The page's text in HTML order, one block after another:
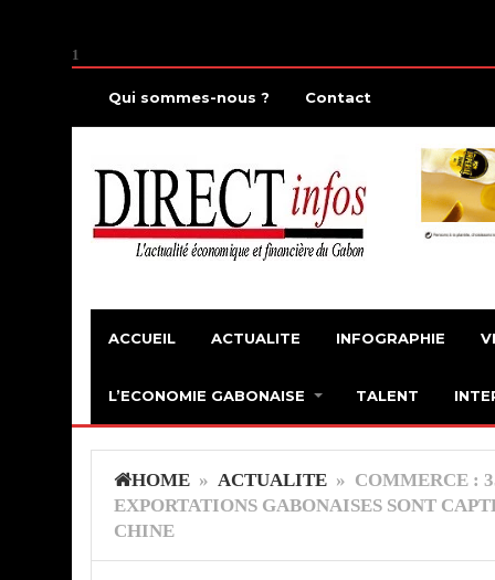
1
Qui sommes-nous ? Contact
ACCUEIL ACTUALITE INFOGRAPHIE
L’ECONOMIE GABONAISE TALENT
HOME » ACTUALITE » COMMERCE :
EXPORTATIONS GABONAISES SONT
CHINE